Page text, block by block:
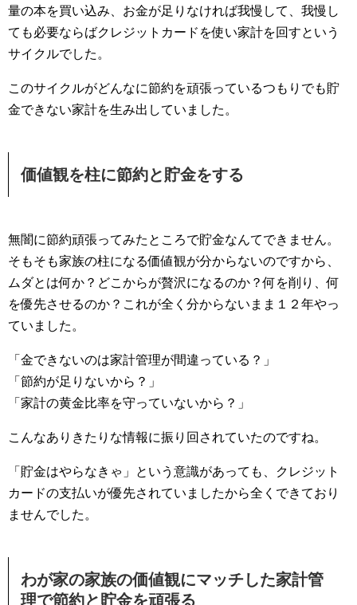
量の本を買い込み、お金が足りなければ我慢して、我慢し
ても必要ならばクレジットカードを使い家計を回すという
サイクルでした。
このサイクルがどんなに節約を頑張っているつもりでも貯
金できない家計を生み出していました。
価値観を柱に節約と貯金をする
無闇に節約頑張ってみたところで貯金なんてできません。
そもそも家族の柱になる価値観が分からないのですから、
ムダとは何か？どこからが贅沢になるのか？何を削り、何
を優先させるのか？これが全く分からないまま１２年やっ
ていました。
「金できないのは家計管理が間違っている？」
「節約が足りないから？」
「家計の黄金比率を守っていないから？」
こんなありきたりな情報に振り回されていたのですね。
「貯金はやらなきゃ」という意識があっても、クレジット
カードの支払いが優先されていましたから全くできており
ませんでした。
わが家の家族の価値観にマッチした家計管
理で節約と貯金を頑張る